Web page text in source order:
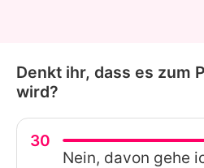
Denkt ihr, dass es zum
wird?
30
Nein, davon gehe